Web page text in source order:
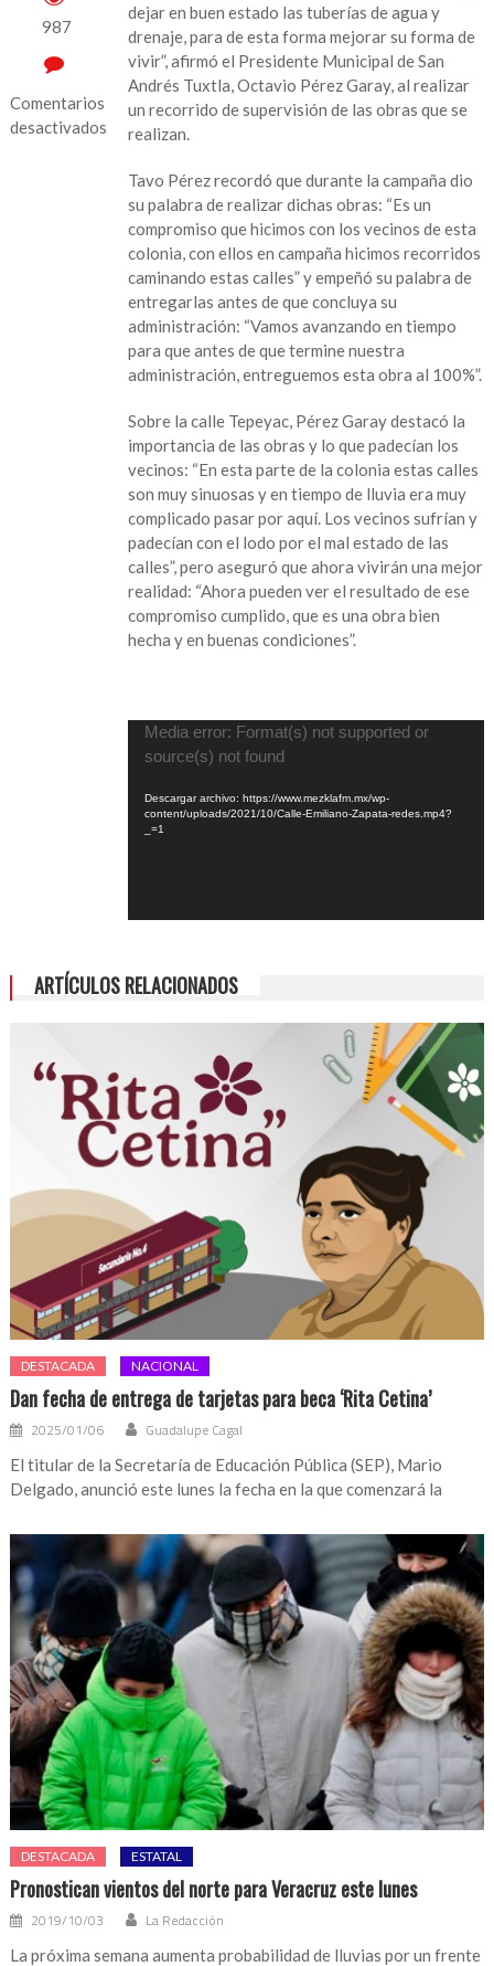
987
Comentarios
desactivados
dejar en buen estado las tuberías de agua y
drenaje, para de esta forma mejorar su forma de
vivir”, afirmó el Presidente Municipal de San
Andrés Tuxtla, Octavio Pérez Garay, al realizar
un recorrido de supervisión de las obras que se
realizan.
Tavo Pérez recordó que durante la campaña dio
su palabra de realizar dichas obras: “Es un
compromiso que hicimos con los vecinos de esta
colonia, con ellos en campaña hicimos recorridos
caminando estas calles” y empeñó su palabra de
entregarlas antes de que concluya su
administración: “Vamos avanzando en tiempo
para que antes de que termine nuestra
administración, entreguemos esta obra al 100%”.
Sobre la calle Tepeyac, Pérez Garay destacó la
importancia de las obras y lo que padecían los
vecinos: “En esta parte de la colonia estas calles
son muy sinuosas y en tiempo de lluvia era muy
complicado pasar por aquí. Los vecinos sufrían y
padecían con el lodo por el mal estado de las
calles”, pero aseguró que ahora vivirán una mejor
realidad: “Ahora pueden ver el resultado de ese
compromiso cumplido, que es una obra bien
hecha y en buenas condiciones”.
Reproductor
Media error: Format(s) not supported or
source(s) not found
Descargar archivo: https://www.mezklafm.mx/wp-
content/uploads/2021/10/Calle-Emiliano-Zapata-redes.mp4?
_=1
ARTÍCULOS RELACIONADOS
DESTACADA NACIONAL
Dan fecha de entrega de tarjetas para beca ‘Rita Cetina’
2025/01/06 Guadalupe Cagal
El titular de la Secretaría de Educación Pública (SEP), Mario
Delgado, anunció este lunes la fecha en la que comenzará la
DESTACADA ESTATAL
Pronostican vientos del norte para Veracruz este lunes
2019/10/03 La Redacción
La próxima semana aumenta probabilidad de lluvias por un frente